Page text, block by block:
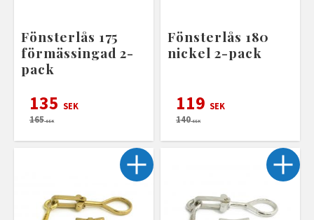
Fönsterlås 175
förmässingad 2-
pack
135 SEK
165SEK
Fönsterlås 180
nickel 2-pack
119 SEK
140SEK